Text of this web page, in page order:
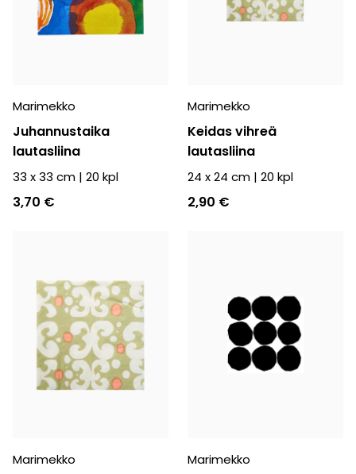
Marimekko
Juhannustaika
lautasliina
33 x 33 cm | 20 kpl
3,70 €
Marimekko
Keidas vihreä
lautasliina
24 x 24 cm | 20 kpl
2,90 €
Marimekko Marimekko